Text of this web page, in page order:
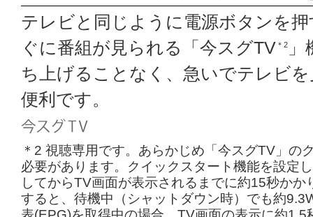
テレビと同じように電源ボタンを
ぐに番組が見られる「今スグTV ＊2
ち上げることなく、急いでテレビ
便利です。
＊2 視聴専用です。あらかじめ「今スグTV」の
必要があります。クイックスタート機能を設定
してからTV画面が表示されるまでに約15秒か
すると、待機中（シャットダウン時）でも約